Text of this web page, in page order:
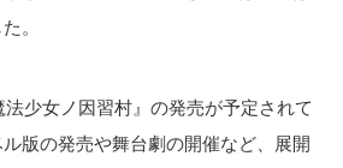
。
少女ノ因習村』の発売が予定されて
版の発売や舞台劇の開催など、展開